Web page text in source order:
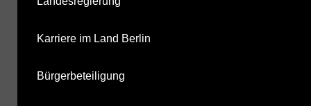
Karriere im Land Berlin
Bürgerbeteiligung